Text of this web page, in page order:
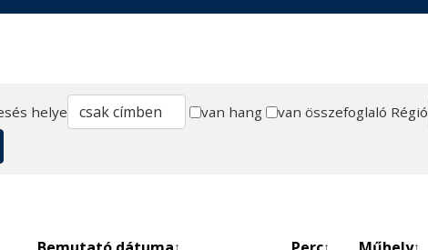
helye van hang van összefoglaló Régió